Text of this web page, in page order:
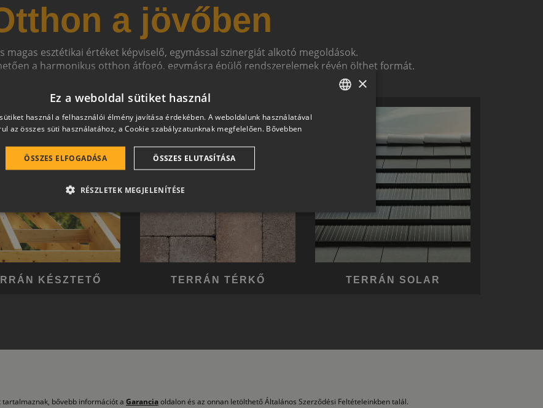
a jövőben
magas esztétikai értéket képviselő, egymással szinergiát alkotó megoldások.
a harmonikus otthon átfogó, egymásra épülő rendszerelemek révén ölthet formát.
KÉSZTETŐ TERRÁN TÉRKŐ TERRÁN SOLAR
bővebb információt a Garanciaoldalon és az onnan letölthető Általános Szerződési Feltételeinkben talál.
CROATIAN
SR
RO-HU
×
Ez a weboldal sütiket használ
használ a felhasználói élmény javítása érdekében. A weboldalunk használatával
az összes süti használatához, a Cookie szabályzatunknak megfelelően. Bővebben
ÖSSZES ELFOGADÁSA ÖSSZES ELUTASÍTÁSA
RÉSZLETEK MEGJELENÍTÉSE